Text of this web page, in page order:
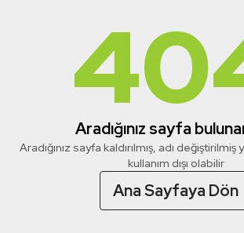
Aradığınız sayfa
Aradığınız sayfa kaldırılmış, adı
kullanım dışı olabilir
Ana Sayfaya Dön